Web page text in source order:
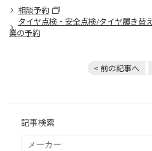
相談予約
タイヤ点検・安全点検/タイヤ履き替
業の予約
< 前の記事へ
記事検索